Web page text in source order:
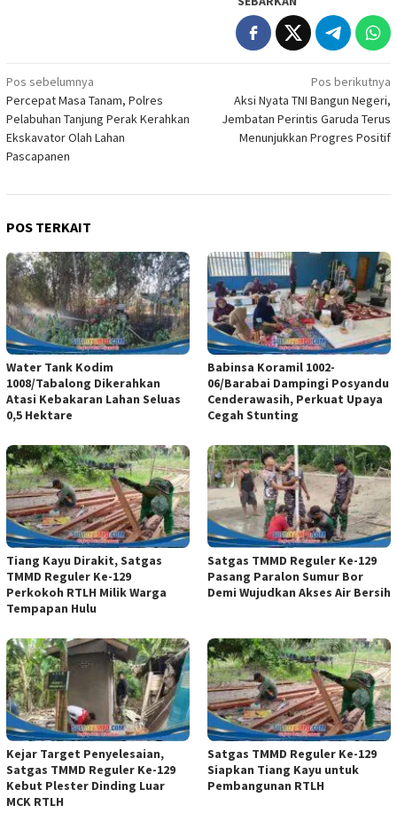
Navigasi
pos
Pos sebelumnya
Percepat Masa Tanam, Polres
Pelabuhan Tanjung Perak Kerahkan
Ekskavator Olah Lahan
Pascapanen
Pos berikutnya
Aksi Nyata TNI Bangun Negeri,
Jembatan Perintis Garuda Terus
Menunjukkan Progres Positif
POS TERKAIT
Water Tank Kodim
1008/Tabalong Dikerahkan
Atasi Kebakaran Lahan Seluas
0,5 Hektare
Babinsa Koramil 1002-
06/Barabai Dampingi Posyandu
Cenderawasih, Perkuat Upaya
Cegah Stunting
Tiang Kayu Dirakit, Satgas
TMMD Reguler Ke-129
Perkokoh RTLH Milik Warga
Tempapan Hulu
Satgas TMMD Reguler Ke-129
Pasang Paralon Sumur Bor
Demi Wujudkan Akses Air Bersih
Kejar Target Penyelesaian,
Satgas TMMD Reguler Ke-129
Kebut Plester Dinding Luar
MCK RTLH
Satgas TMMD Reguler Ke-129
Siapkan Tiang Kayu untuk
Pembangunan RTLH